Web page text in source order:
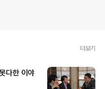
더보기
다한 이야